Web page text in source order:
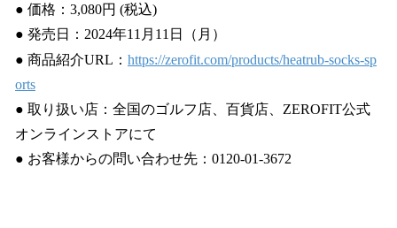
● 価格：3,080円 (税込)
● 発売日：2024年11月11日（月）
● 商品紹介URL： https://zerofit.com/products/heatrub-socks-sp
orts
● 取り扱い店：全国のゴルフ店、百貨店、ZEROFIT公式
オンラインストアにて
● お客様からの問い合わせ先：0120-01-3672